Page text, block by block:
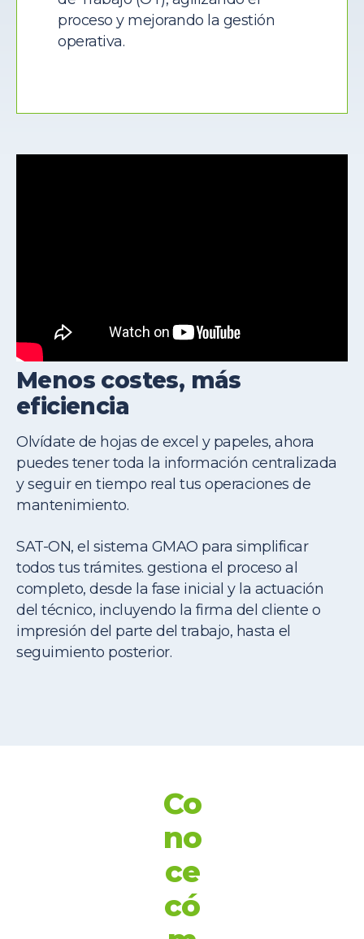
proceso y mejorando la gestión
operativa.
Menos costes, más
eficiencia
Olvídate de hojas de excel y papeles, ahora
puedes tener toda la información centralizada
y seguir en tiempo real tus operaciones de
mantenimiento.
SAT-ON, el sistema GMAO para simplificar
todos tus trámites. gestiona el proceso al
completo, desde la fase inicial y la actuación
del técnico, incluyendo la firma del cliente o
impresión del parte del trabajo, hasta el
seguimiento posterior.
Co
no
ce
có